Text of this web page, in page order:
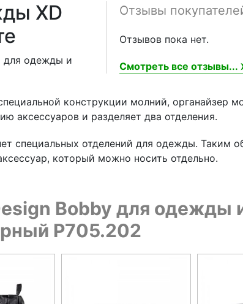
Отзывы
Отзывов пока нет.
Смотреть все отзывы...
XD
для одежды и
конструкции молний, органайзер
аксессуаров и разделяет два отделения.
специальных отделений для одежды. Таким
который можно носить отдельно.
Bobby для одежды
P705.202